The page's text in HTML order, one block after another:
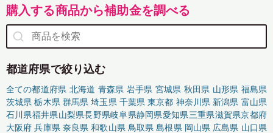
購入する商品から補助金を調べる
都道府県で絞り込む
全ての都道府県 北海道 青森県 岩手県 宮城県 秋田県 山形県 福島県
茨城県 栃木県 群馬県 埼玉県 千葉県 東京都 神奈川県 新潟県 富山県
石川県福井県山梨県長野県岐阜県静岡県愛知県三重県滋賀県京都府
大阪府 兵庫県 奈良県 和歌山県 鳥取県 島根県 岡山県 広島県 山口県